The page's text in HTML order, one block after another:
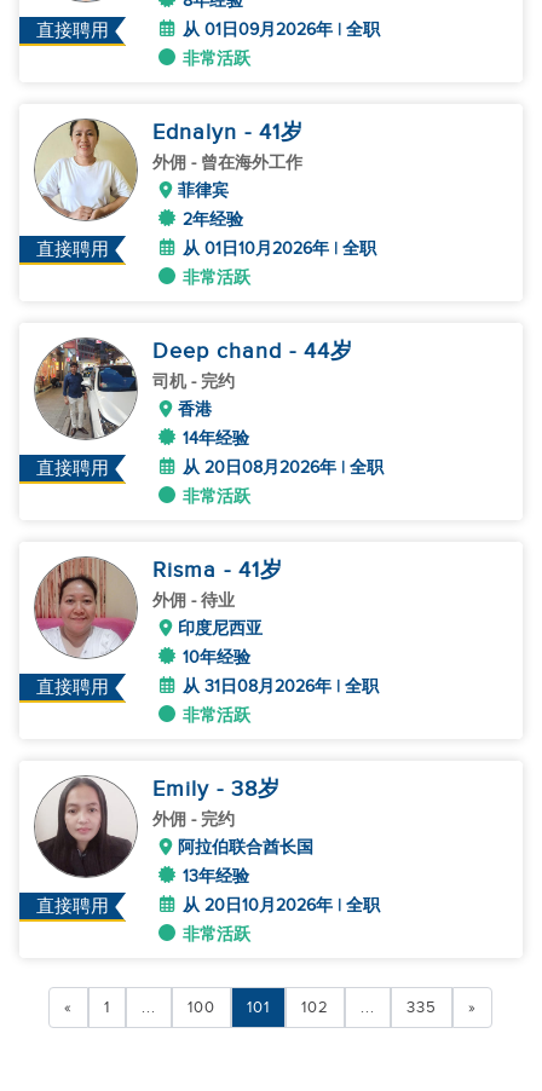
直接聘用
从 01日09月2026年 | 全职
非常活跃
直接聘用
Ednalyn - 41岁
外佣 - 曾在海外工作
菲律宾
2年经验
从 01日10月2026年 | 全职
非常活跃
直接聘用
Deep chand - 44岁
司机- 完约
香港
14年经验
从 20日08月2026年 | 全职
非常活跃
直接聘用
Risma - 41岁
外佣 - 待业
印度尼西亚
10年经验
从 31日08月2026年 | 全职
非常活跃
直接聘用
Emily - 38岁
外佣 - 完约
阿拉伯联合酋长国
13年经验
从 20日10月2026年 | 全职
非常活跃
« 1 ... 100 101 102 ... 335 »